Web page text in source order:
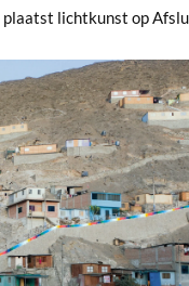
plaatst lichtkunst op